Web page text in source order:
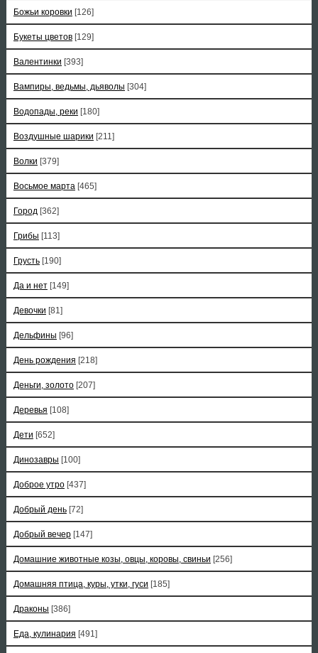
Божьи коровки [126]
Букеты цветов [129]
Валентинки [393]
Вампиры, ведьмы, дьяволы [304]
Водопады, реки [180]
Воздушные шарики [211]
Волки [379]
Восьмое марта [465]
Город [362]
Грибы [113]
Грусть [190]
Да и нет [149]
Девочки [81]
Дельфины [96]
День рождения [218]
Деньги, золото [207]
Деревья [108]
Дети [652]
Динозавры [100]
Доброе утро [437]
Добрый день [72]
Добрый вечер [147]
Домашние животные козы, овцы, коровы, свиньи [256]
Домашняя птица, куры, утки, гуси [185]
Драконы [386]
Еда, кулинария [491]